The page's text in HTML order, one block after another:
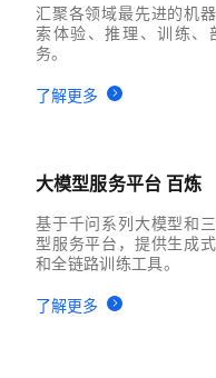
汇聚各领域最先进的机
索体验、推理、训练、
务。
了解更多
大模型服务平台 百炼
基于千问系列大模型和
型服务平台，提供生成
和全链路训练工具。
了解更多